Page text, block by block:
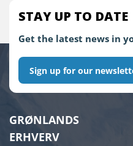
STAY UP TO DATE
Get the latest news in
Sign up for our
GRØNLANDS
ERHVERV